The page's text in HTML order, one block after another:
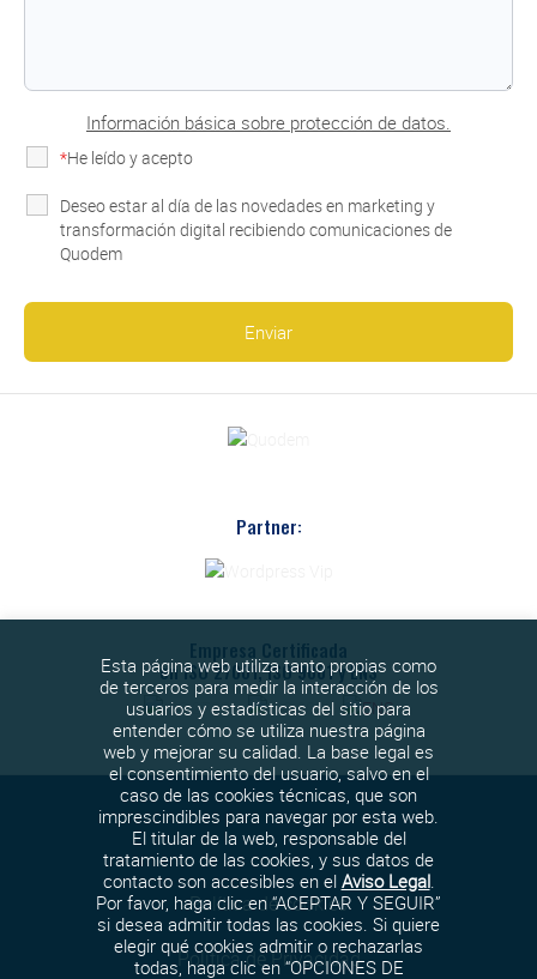
Información básica sobre protección de datos.
He leído y acepto
*
Deseo estar al día de las novedades en marketing y
transformación digital recibiendo comunicaciones de
Quodem
Partner:
Empresa Certificada
en ISO 27001, ISO 9001 y ENS
Política de cookies
Política de Privacidad
Esta página web utiliza tanto propias como
de terceros para medir la interacción de los
usuarios y estadísticas del sitio para
entender cómo se utiliza nuestra página
web y mejorar su calidad. La base legal es
el consentimiento del usuario, salvo en el
caso de las cookies técnicas, que son
imprescindibles para navegar por esta web.
El titular de la web, responsable del
tratamiento de las cookies, y sus datos de
contacto son accesibles en el Aviso Legal.
Por favor, haga clic en “ACEPTAR Y SEGUIR”
si desea admitir todas las cookies. Si quiere
elegir qué cookies admitir o rechazarlas
todas, haga clic en “OPCIONES DE